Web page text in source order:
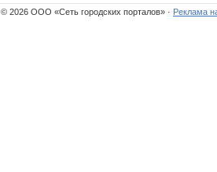
© 2026 ООО «Сеть городских порталов» · Реклама